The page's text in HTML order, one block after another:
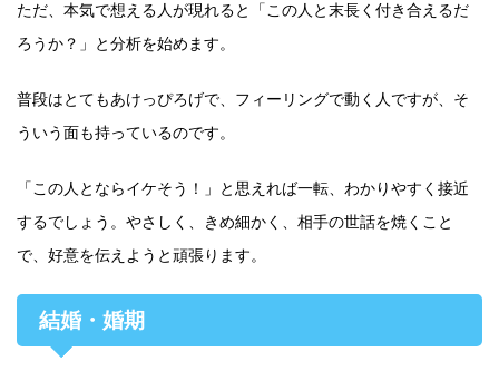
ただ、本気で想える人が現れると「この人と末長く付き合えるだ
ろうか？」と分析を始めます。
普段はとてもあけっぴろげで、フィーリングで動く人ですが、そ
ういう面も持っているのです。
「この人とならイケそう！」と思えれば一転、わかりやすく接近
するでしょう。やさしく、きめ細かく、相手の世話を焼くこと
で、好意を伝えようと頑張ります。
結婚・婚期